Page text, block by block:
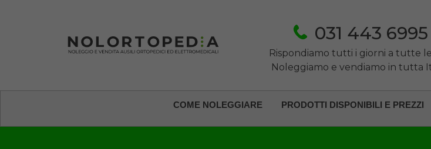
031 443 6995
Rispondiamo tutti i giorni a tutte
Noleggiamo e vendiamo in tutta
COME NOLEGGIARE PRODOTTI DISPONIBILI E PREZZI